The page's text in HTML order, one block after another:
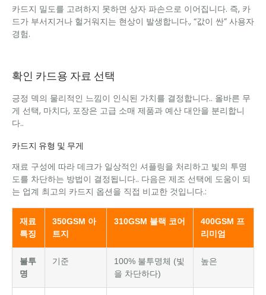
카드지 밀도를 고려하지 못하면 상자 파손으로 이어집니다. 즉, 카
드가 부서지거나 헐거워지는 현상이 발생합니다., “값이 싼” 사용자
경험.
확인 카드용 자료 선택
긍정 덱의 물리적인 느낌이 인식된 가치를 결정합니다.. 올바른 무
게 선택, 마치다, 포장은 고급 소매 제품과 예산 대안을 분리합니
다..
카드지 유형 및 무게
재료 구성에 따라 데크가 일상적인 셔플링을 처리하고 빛의 투명
도를 차단하는 방법이 결정됩니다.. 다음은 제조 선택에 도움이 되
는 업계 최고의 카드지 옵션을 직접 비교한 ​​것입니다.:
재료
특징
350GSM 아
트지
310GSM 블랙 코어
400GSM 프
리미엄
불투
명
기준
100% 불투명체 (빛
을 차단하다)
높은